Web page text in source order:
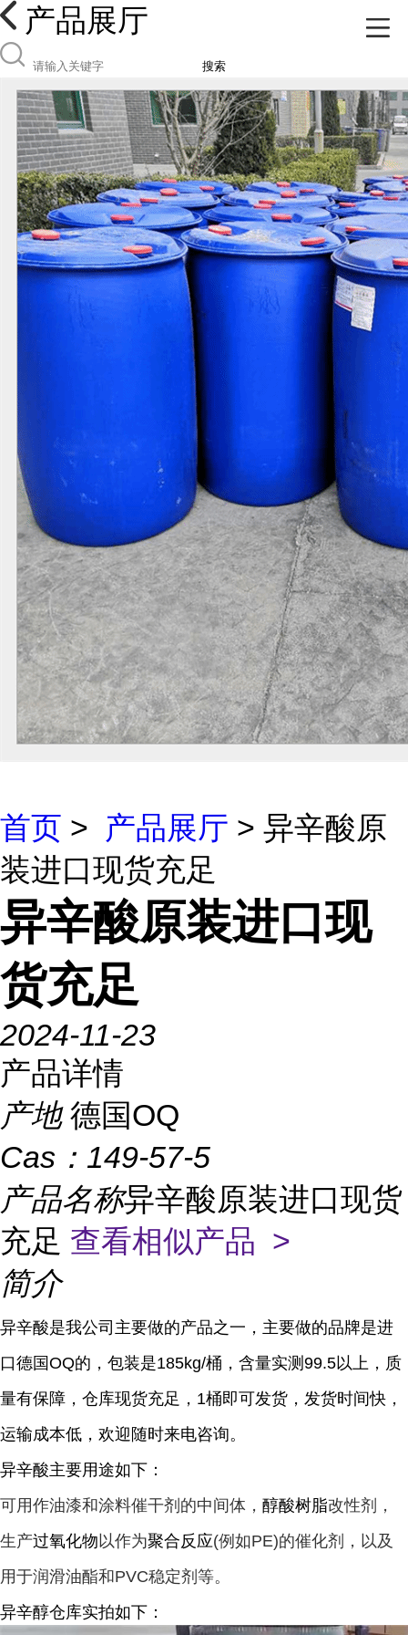
产品展厅
搜索
首页 > 产品展厅 > 异辛酸原
装进口现货充足
异辛酸原装进口现
货充足
2024-11-23
产品详情
产地 德国OQ
Cas： 149-57-5
产品名称异辛酸原装进口现货
充足 查看相似产品 >
简介
异辛酸是我公司主要做的产品之一，主要做的品牌是进
口德国OQ的，包装是185kg/桶，含量实测99.5以上，质
量有保障，仓库现货充足，1桶即可发货，发货时间快，
运输成本低，欢迎随时来电咨询。
异辛酸主要用途如下：
可用作油漆和涂料催干剂的中间体， 醇酸树脂改性剂，
生产过氧化物 以作为聚合反应(例如PE)的催化剂，以及
用于润滑油酯和PVC稳定剂等。
异辛醇仓库实拍如下：